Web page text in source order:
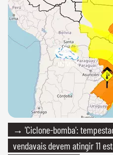
→ 'Ciclone-bomba':
vendavais devem atingir 11